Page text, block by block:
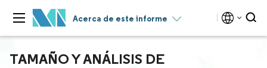
Acerca de este informe
TAMAÑO Y ANÁLISIS DE